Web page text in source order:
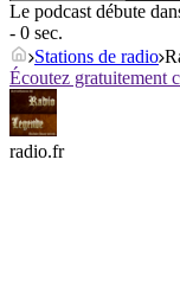
Le podcast débute
- 0 sec.
Stations de radio
Écoutez gratuitement
radio.fr